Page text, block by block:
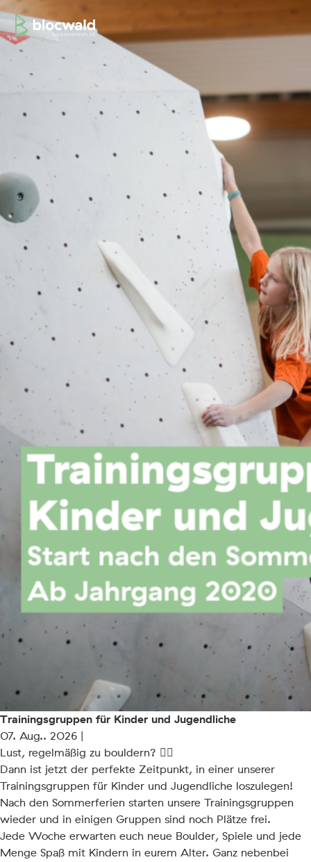
Trainingsgruppen für Kinder und Jugendliche
07. Aug.. 2026 |
Lust, regelmäßig zu bouldern? 🧗‍♂️
Dann ist jetzt der perfekte Zeitpunkt, in einer unserer
Trainingsgruppen für Kinder und Jugendliche loszulegen!
Nach den Sommerferien starten unsere Trainingsgruppen
wieder und in einigen Gruppen sind noch Plätze frei.
Jede Woche erwarten euch neue Boulder, Spiele und jede
Menge Spaß mit Kindern in eurem Alter. Ganz nebenbei